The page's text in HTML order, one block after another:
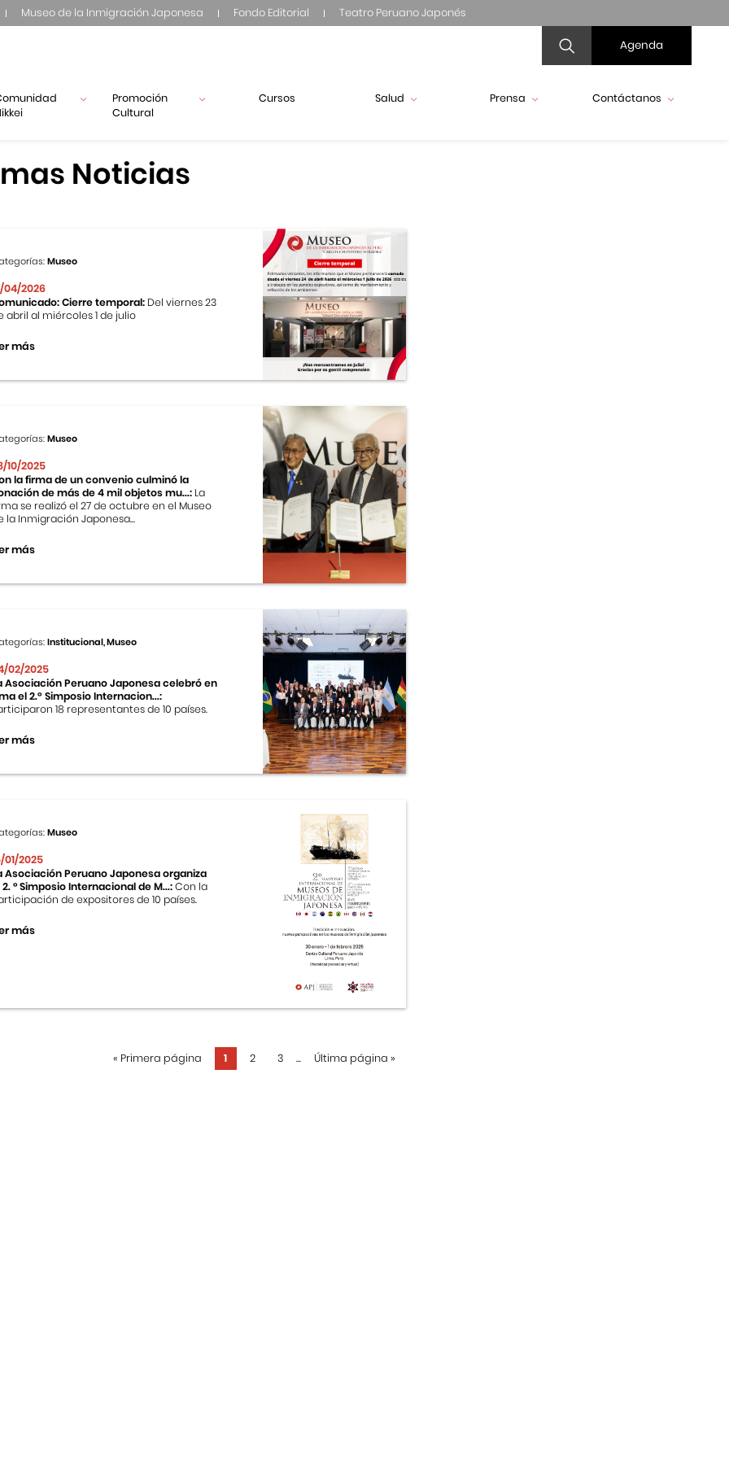
Museo de la Inmigración Japonesa Fondo Editorial Teatro Peruano Japonés
Agenda
Promoción
Cultural
Cursos Salud Prensa Contáctanos
Noticias
Museo
04/2026
Cierre temporal: Del viernes 23
abril al miércoles 1 de julio
más
Museo
10/2025
la firma de un convenio culminó la
de más de 4 mil objetos mu...: La
se realizó el 27 de octubre en el Museo
la Inmigración Japonesa...
más
Institucional, Museo
02/2025
Asociación Peruano Japonesa celebró en
el 2.º Simposio Internacion...:
18 representantes de 10 países.
más
Museo
01/2025
Asociación Peruano Japonesa organiza
2. ° Simposio Internacional de M...:Con la
de expositores de 10 países.
más
« Primera página 1 2 3 ... Última página »